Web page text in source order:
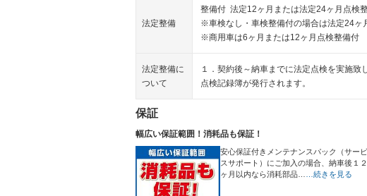
法定整備
整備付 法定12ヶ月または法定24ヶ月点検
※車検なし・車検整備付の場合は法定24ヶ
※商用車は6ヶ月または12ヶ月点検整備付
法定整備に
ついて
１．契約後～納車までに法定点検を実施
点検記録簿が発行されます。
保証
幅広い保証範囲！消耗品も保証！
安心保証付きメンテナンスパック（サービ
スサポート）にご加入の場合、納車後１２
ヶ月以内なら消耗部品…
…続きを見る